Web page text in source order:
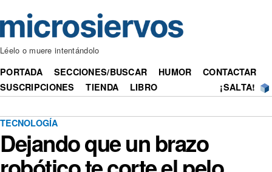
Léelo o muere intentándolo
PORTADA SECCIONES/BUSCAR HUMOR
CONTACTAR
SUSCRIPCIONES
TIENDA LIBRO ¡SALTA!
TECNOLOGÍA
Dejando que un brazo